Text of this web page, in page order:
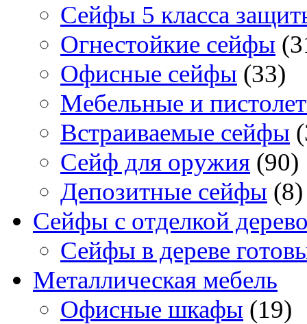
Сейфы 5 класса
Огнестойкие сейфы
Офисные сейфы (33)
Мебельные и
Встраиваемые сейфы
Сейф для оружия (90)
Депозитные сейфы (8)
Сейфы с отделкой
Сейфы в дереве
Металлическая мебель
Офисные шкафы (19)